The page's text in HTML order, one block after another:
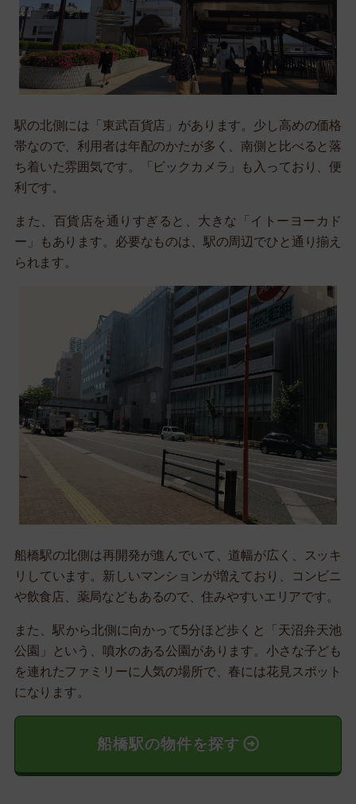
駅の北側には「東武百貨店」があります。少し高めの価格
帯なので、利用者は年配のかたが多く、南側と比べると落
ち着いた雰囲気です。「ビックカメラ」も入っており、便
利です。
また、百貨店を通りすぎると、大きな「イトーヨーカド
ー」もあります。必要なものは、駅の周辺でひと通り揃え
られます。
船橋駅の北側は再開発が進んでいて、道幅が広く、スッキ
リしています。新しいマンションが増えており、コンビニ
や飲食店、薬局などもあるので、住みやすいエリアです。
また、駅から北側に向かって5分ほど歩くと「天沼弁天池
公園」という、噴水のある公園があります。小さな子ども
を連れたファミリーに人気の場所で、春には花見スポット
になります。
船橋駅の物件を探す